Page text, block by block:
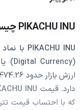
PIKACHU INU چیست؟